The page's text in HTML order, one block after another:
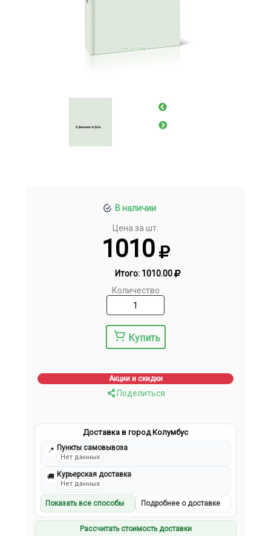
В наличии
Цена за шт.
1010
Итого: 1010.00
Количество
Купить
Акции и скидки
Поделиться
Доставка в город Колумбус
📍 Пункты самовывоза
Нет данных
🚚 Курьерская доставка
Нет данных
Показать все способы Подробнее о доставке
Рассчитать стоимость доставки